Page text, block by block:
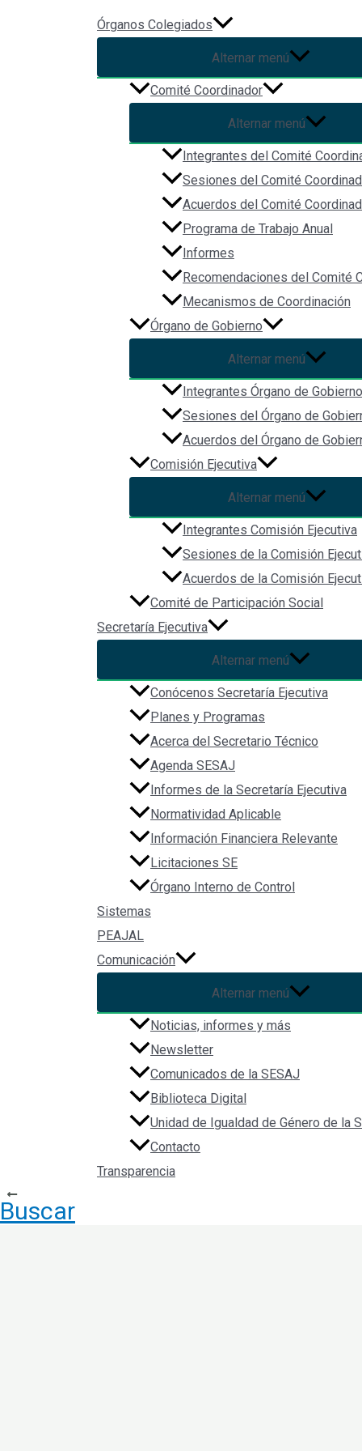
Órganos Colegiados
Alternar menú
Comité Coordinador
Alternar menú
Integrantes del Comité
Sesiones del Comité
Acuerdos del Comité
Programa de Trabajo Anual
Informes
Recomendaciones del Comité
Mecanismos de Coordinación
Órgano de Gobierno
Alternar menú
Integrantes Órgano de Gobierno
Sesiones del Órgano de
Acuerdos del Órgano de
Comisión Ejecutiva
Alternar menú
Integrantes Comisión Ejecutiva
Sesiones de la Comisión
Acuerdos de la Comisión
Comité de Participación Social
Secretaría Ejecutiva
Alternar menú
Conócenos Secretaría Ejecutiva
Planes y Programas
Acerca del Secretario Técnico
Agenda SESAJ
Informes de la Secretaría Ejecutiva
Normatividad Aplicable
Información Financiera Relevante
Licitaciones SE
Órgano Interno de Control
Sistemas
PEAJAL
Comunicación
Alternar menú
Noticias, informes y más
Newsletter
Comunicados de la SESAJ
Biblioteca Digital
Unidad de Igualdad de Género de la
Contacto
Transparencia
Buscar
Risk Management in Public
Sector público,Valor público,Sector
Corrupteca, Disminuir la arbitrariedad en la
Navegación de entradas
ANTERIOR
Managing risk across the public sector